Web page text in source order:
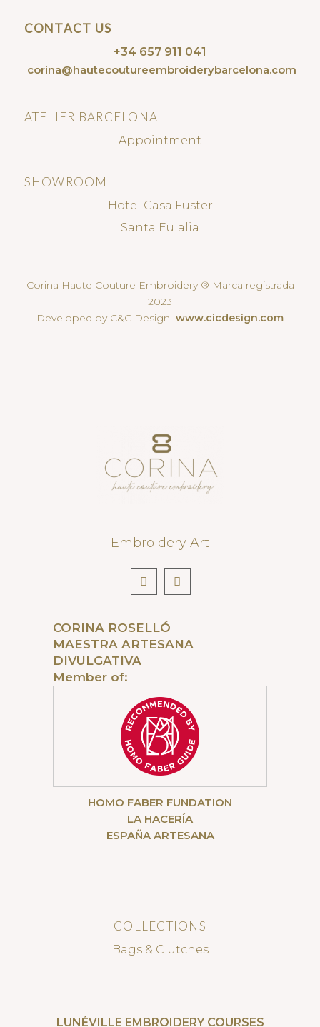
CONTACT US
+34 657 911 041
corina@hautecoutureembroiderybarcelona.com
ATELIER BARCELONA
Appointment
SHOWROOM
Hotel Casa Fuster
Santa Eulalia
Corina Haute Couture Embroidery ® Marca registrada
2023
Developed by C&C Design www.cicdesign.com
Embroidery Art
CORINA ROSELLÓ
MAESTRA ARTESANA
DIVULGATIVA
Member of:
HOMO FABER FUNDATION
LA HACERÍA
ESPAÑA ARTESANA
COLLECTIONS
Bags & Clutches
LUNÉVILLE EMBROIDERY COURSES